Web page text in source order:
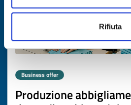
Rifiuta
Business offer
Produzione